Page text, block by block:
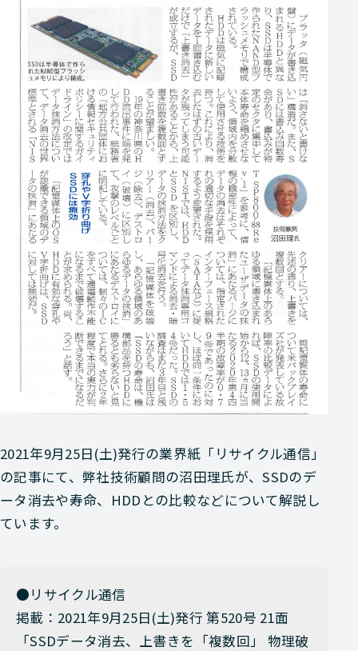
2021年9月25日(土)発行の業界紙「リサイクル通信」
の記事にて、弊社技術顧問の沼田理氏が、SSDのデ
ータ消去や寿命、HDDとの比較などについて解説し
ています。
●リサイクル通信
掲載：2021年9月25日(土)発行 第520号 21面
「SSDデータ消去、上書きを「複数回」 物理破